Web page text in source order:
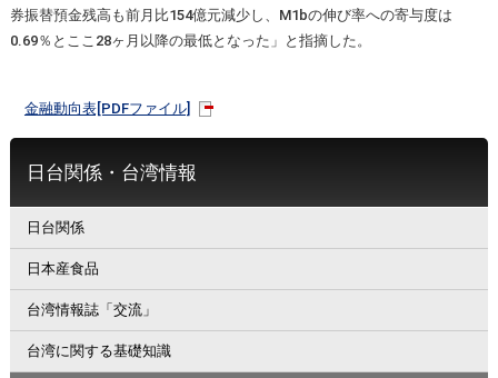
券振替預金残高も前月比154億元減少し、M1bの伸び率への寄与度は
0.69％とここ28ヶ月以降の最低となった」と指摘した。
金融動向表[PDFファイル]
日台関係・台湾情報
日台関係
日本産食品
台湾情報誌「交流」
台湾に関する基礎知識